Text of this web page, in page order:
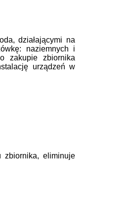
działającymi na
naziemnych i
zakupie zbiornika
urządzeń w
zbiornika, eliminuje